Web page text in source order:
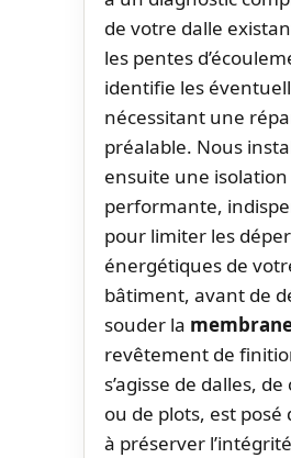
de votre dalle
les pentes
identifie les
nécessitant une
préalable. Nous
ensuite une
performante,
pour limiter les
énergétiques de
bâtiment, avant de
souder la
revêtement de
s’agisse de dalles,
ou de plots, est posé
à préserver